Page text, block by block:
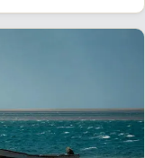
محميات
معيشة
انفوجرافيك
قصص رقمية